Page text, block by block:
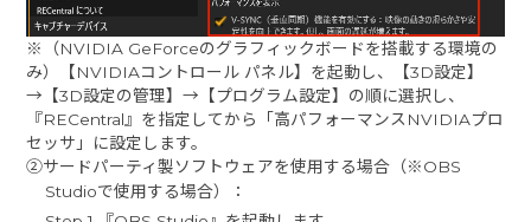
※（NVIDIA GeForceのグラフィックボードを搭載する環境の
み）【NVIDIAコントロール パネル】を起動し、【3D設定】
→【3D設定の管理】→【プログラム設定】の順に選択し、
『RECentral』を指定してから「高パフォーマンスNVIDIAプロ
セッサ」に設定します。
②サードパーティ製ソフトウェアを使用する場合（※OBS
Studioで使用する場合）：